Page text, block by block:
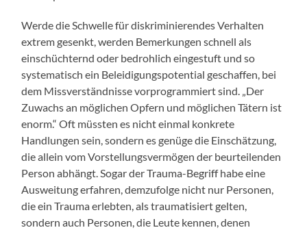
Werde die Schwelle für diskriminierendes Verhalten
extrem gesenkt, werden Bemerkungen schnell als
einschüchternd oder bedrohlich eingestuft und so
systematisch ein Beleidigungspotential geschaffen, bei
dem Missverständnisse vorprogrammiert sind. „Der
Zuwachs an möglichen Opfern und möglichen Tätern ist
enorm.“ Oft müssten es nicht einmal konkrete
Handlungen sein, sondern es genüge die Einschätzung,
die allein vom Vorstellungsvermögen der beurteilenden
Person abhängt. Sogar der Trauma-Begriff habe eine
Ausweitung erfahren, demzufolge nicht nur Personen,
die ein Trauma erlebten, als traumatisiert gelten,
sondern auch Personen, die Leute kennen, denen